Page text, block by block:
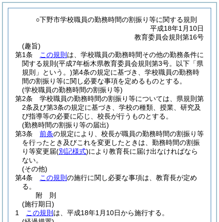
○下野市学校職員の勤務時間の割振り等に関する規則
平成18年1月10日
教育委員会規則第16号
(趣旨)
第1条
この規則 は、学校職員の勤務時間その他の勤務条件に
関する規則 (平成7年栃木県教育委員会規則第3号。以下「県
規則」という。)第4条の規定に基づき、学校職員の勤務時
間の割振り等に関し必要な事項を定めるものとする。
(学校職員の勤務時間の割振り等)
第2条
学校職員の勤務時間の割振り等については、県規則第
2条及び第3条の規定に基づき、学校の種類、授業、研究及
び指導等の必要に応じ、校長が行うものとする。
(勤務時間の割振り等の届出)
第3条
前条の規定により、校長が職員の勤務時間の割振り等
を行ったとき及びこれを変更したときは、勤務時間の割振
り等変更届(別記様式)により教育長に届け出なければなら
ない。
(その他)
第4条
この規則 の施行に関し必要な事項は、教育長が定め
る。
附 則
(施行期日)
1
この規則 は、平成18年1月10日から施行する。